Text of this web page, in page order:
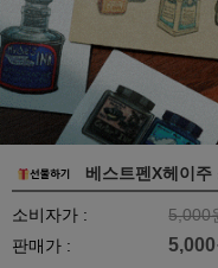
베스트펜X헤이주
소비자가 :
5,000
판매가 :
5,000